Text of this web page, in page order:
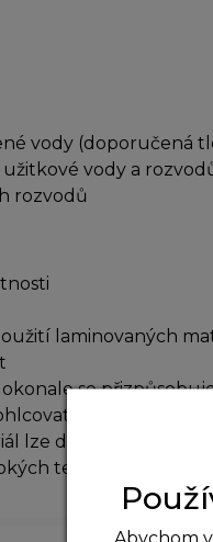
vody (doporučená
vody a
rozvodů
laminovaných
se
nárazy a hluk
lze dělit stříháním,
teplotách nad
Abychom